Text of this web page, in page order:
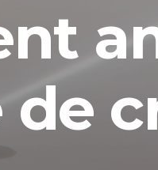
de